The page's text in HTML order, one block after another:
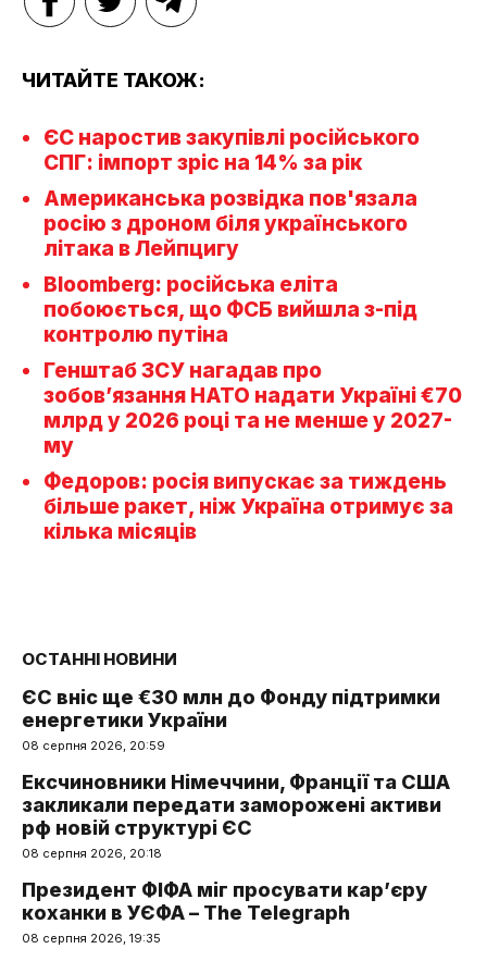
ЧИТАЙТЕ ТАКОЖ:
ЄС наростив закупівлі російського
СПГ: імпорт зріс на 14% за рік
Американська розвідка пов'язала
росію з дроном біля українського
літака в Лейпцигу
Bloomberg: російська еліта
побоюється, що ФСБ вийшла з-під
контролю путіна
Генштаб ЗСУ нагадав про
зобов’язання НАТО надати Україні €70
млрд у 2026 році та не менше у 2027-
му
Федоров: росія випускає за тиждень
більше ракет, ніж Україна отримує за
кілька місяців
ОСТАННІ НОВИНИ
ЄС вніс ще €30 млн до Фонду підтримки
енергетики України
08 серпня 2026, 20:59
Ексчиновники Німеччини, Франції та США
закликали передати заморожені активи
рф новій структурі ЄС
08 серпня 2026, 20:18
Президент ФІФА міг просувати кар’єру
коханки в УЄФА – The Telegraph
08 серпня 2026, 19:35